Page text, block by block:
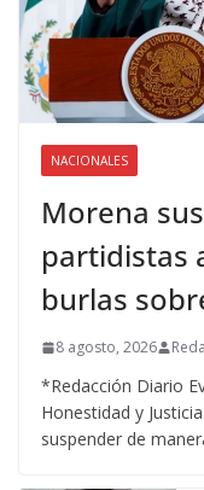
NACIONALES
Morena
partidistas
burlas
8 agosto, 2026
*Redacción Diario
Honestidad y
suspender de